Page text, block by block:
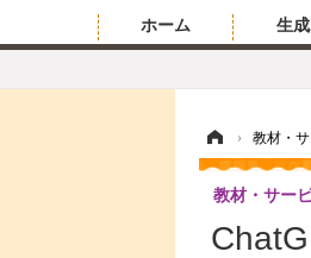
ホーム 生
› 教材・サ
教材・サー